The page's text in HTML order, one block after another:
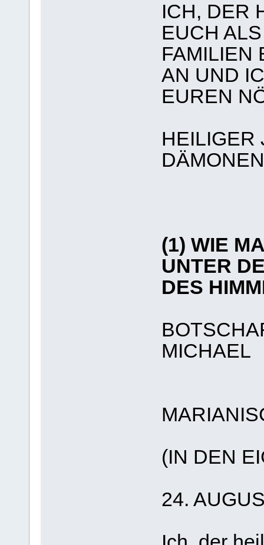
ICH, DER
EUCH
FAMILIEN
AN UND
EUREN
HEILIGER
(1) WIE
UNTER
DES
MICHAEL
(IN DEN
24.